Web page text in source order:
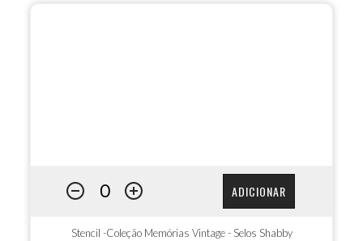
ADICIONAR
Stencil -Coleção Memórias Vintage - Selos Shabby